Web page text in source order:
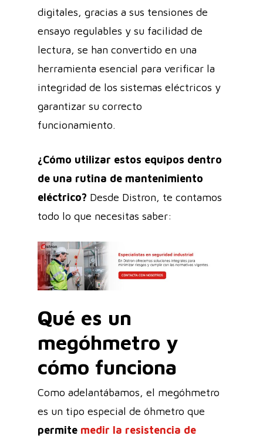
digitales, gracias a sus tensiones de
ensayo regulables y su facilidad de
lectura, se han convertido en una
herramienta esencial para verificar la
integridad de los sistemas eléctricos y
garantizar su correcto
funcionamiento.
¿Cómo utilizar estos equipos dentro
de una rutina de mantenimiento
eléctrico? Desde Distron, te contamos
todo lo que necesitas saber:
Qué es un
megóhmetro y
cómo funciona
Como adelantábamos, el megóhmetro
es un tipo especial de óhmetro que
permite medir la resistencia de